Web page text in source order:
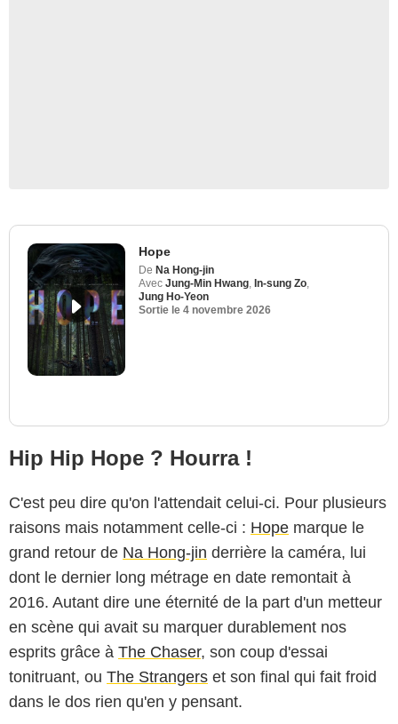
Hope
De Na Hong-jin
Avec Jung-Min Hwang In-sung Zo
Jung Ho-Yeon
Sortie le 4 novembre 2026
Hip Hip Hope ? Hourra !
C'est peu dire qu'on l'attendait celui-ci. Pour plusieurs
raisons mais notamment celle-ci : Hope marque le
grand retour de Na Hong-jin derrière la caméra, lui
dont le dernier long métrage en date remontait à
2016. Autant dire une éternité de la part d'un metteur
en scène qui avait su marquer durablement nos
esprits grâce à The Chaser, son coup d'essai
tonitruant, ou The Strangers et son final qui fait froid
dans le dos rien qu'en y pensant.